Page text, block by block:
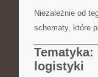
Niezależnie od
schematy, które
logistyki